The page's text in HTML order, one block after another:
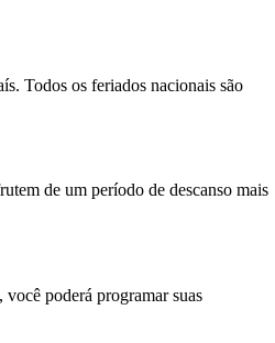
Todos os feriados nacionais são
de um período de descanso mais
poderá programar suas